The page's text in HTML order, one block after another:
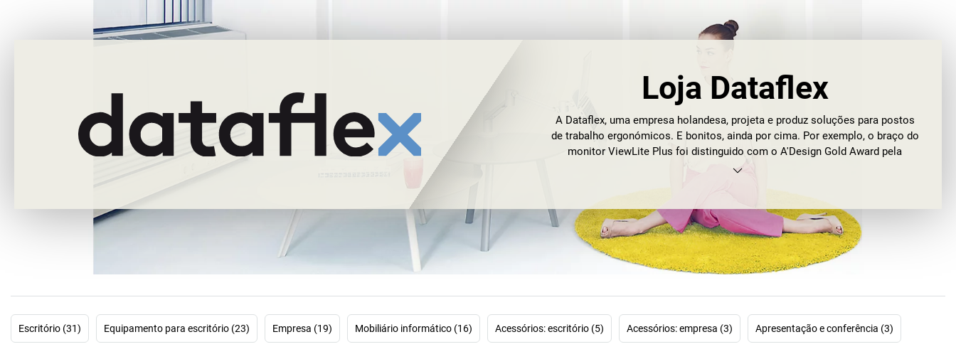
Loja Dataflex
A Dataflex, uma empresa holandesa, projeta e produz soluções para postos
de trabalho ergonómicos. E bonitos, ainda por cima. Por exemplo, o braço do
monitor ViewLite Plus foi distinguido com o A'Design Gold Award pela
construção e conceção técnica. Não apenas uma prova para a força de
monitor ViewLite Plus: conceção elegante e leve e o mecanismo patenteado
para ajuste da altura com recurso a um rolamento que atua apenas de um
lado. Assim sendo, o ViewLite Plus pode suportar um ecrã de PC com um
peso entre zero e sete quilogramas. Trivial? De todo, como Roderik Mos,
Gestor de produto da Dataflex, afirma: “Este intervalo pode parecer uma
monitores e dispositivos leves de amanhã.”
Escritório (31) Equipamento para escritório (23) Empresa (19) Mobiliário informático (16) Acessórios: escritório (5) Acessórios: empresa (3) Apresentação e conferência (3)